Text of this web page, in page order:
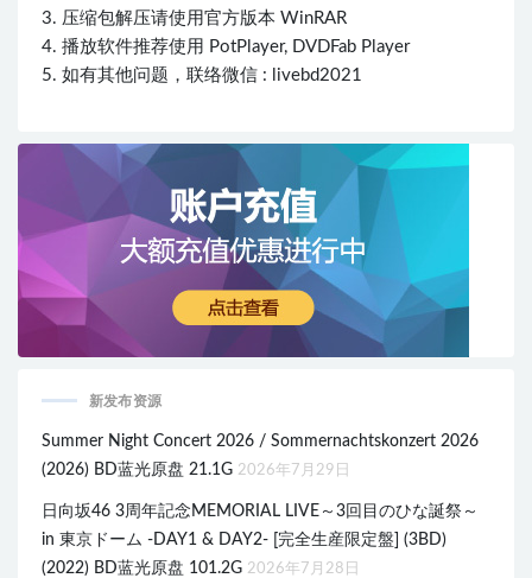
3. 压缩包解压请使用官方版本 WinRAR
4. 播放软件推荐使用 PotPlayer, DVDFab Player
5. 如有其他问题，联络微信 : livebd2021
新发布资源
Summer Night Concert 2026 / Sommernachtskonzert 2026
(2026) BD蓝光原盘 21.1G 2026年7月29日
日向坂46 3周年記念MEMORIAL LIVE～3回目のひな誕祭～
in 東京ドーム -DAY1 & DAY2- [完全生産限定盤] (3BD)
(2022) BD蓝光原盘 101.2G 2026年7月28日